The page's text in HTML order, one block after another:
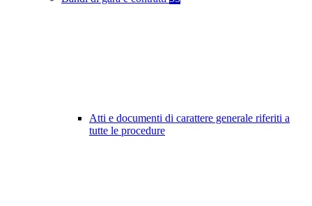
Atti e documenti di carattere generale riferiti a
tutte le procedure